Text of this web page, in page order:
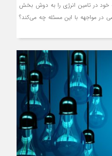
خود در تامین انرژی را به دوش بخش
مواجهه با این مسئله چه می‌کند؟